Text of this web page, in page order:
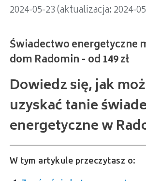
2024-05-23 (aktualizacja: 2024-
Dowiedz się, jak
uzyskać tanie
energetyczne w
W tym artykule przeczytasz o: